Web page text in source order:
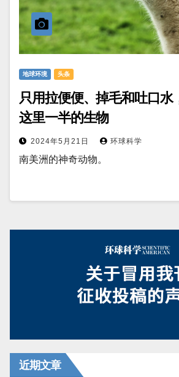
地球环境 头条
只用拉便便、掉毛和吐口水
这里一半的生物
2024年5月21日 环球科学
南美洲的神奇动物。
近期文章